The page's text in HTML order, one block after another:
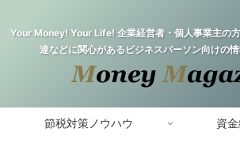
Your Money! Your Life! 企業経営者・個人事業主の
達などに関心があるビジネスパーソン向けの情
節税対策ノウハウ 資